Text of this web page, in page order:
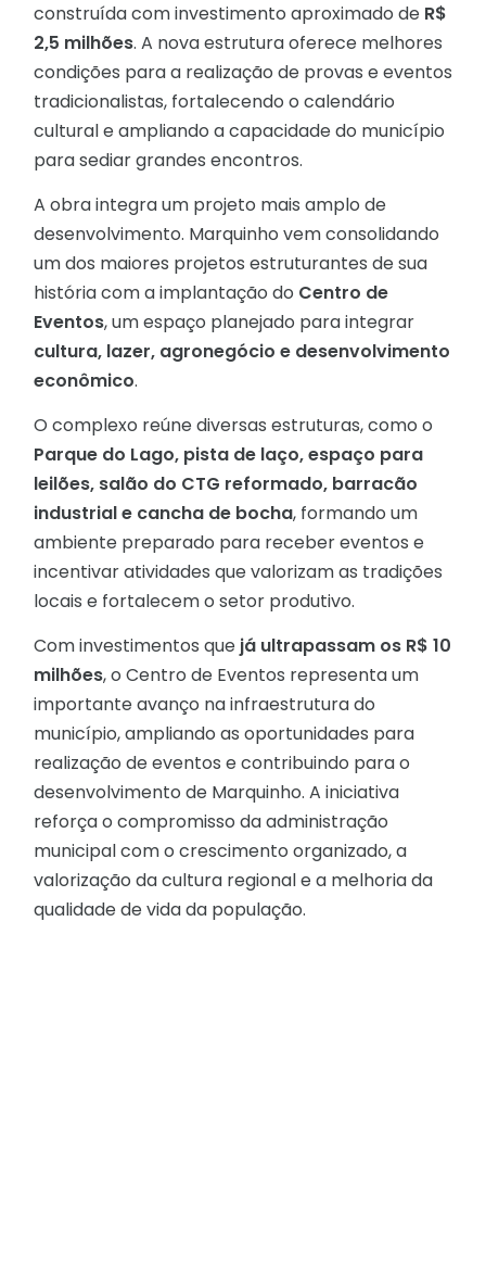
construída com investimento aproximado de R$
2,5 milhões. A nova estrutura oferece melhores
condições para a realização de provas e eventos
tradicionalistas, fortalecendo o calendário
cultural e ampliando a capacidade do município
para sediar grandes encontros.
A obra integra um projeto mais amplo de
desenvolvimento. Marquinho vem consolidando
um dos maiores projetos estruturantes de sua
história com a implantação do Centro de
Eventos, um espaço planejado para integrar
cultura, lazer, agronegócio e desenvolvimento
econômico.
O complexo reúne diversas estruturas, como o
Parque do Lago, pista de laço, espaço para
leilões, salão do CTG reformado, barracão
industrial e cancha de bocha, formando um
ambiente preparado para receber eventos e
incentivar atividades que valorizam as tradições
locais e fortalecem o setor produtivo.
Com investimentos que já ultrapassam os R$ 10
milhões, o Centro de Eventos representa um
importante avanço na infraestrutura do
município, ampliando as oportunidades para
realização de eventos e contribuindo para o
desenvolvimento de Marquinho. A iniciativa
reforça o compromisso da administração
municipal com o crescimento organizado, a
valorização da cultura regional e a melhoria da
qualidade de vida da população.